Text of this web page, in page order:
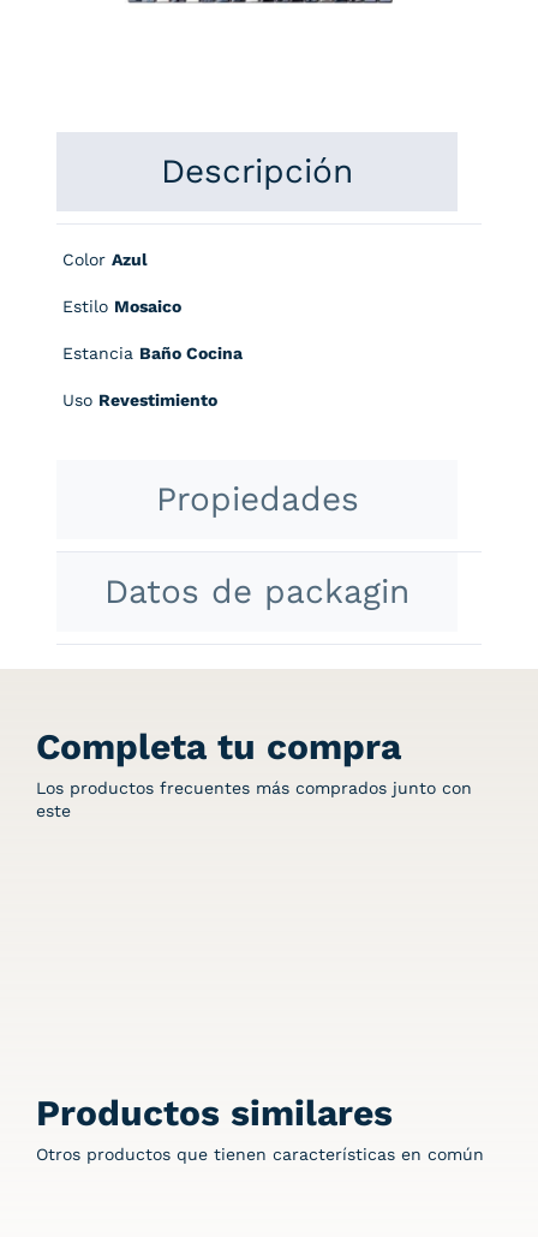
Descripción
Color Azul
Estilo Mosaico
Estancia Baño Cocina
Uso Revestimiento
Propiedades
Datos de packagin
Completa tu compra
Los productos frecuentes más comprados junto con
este
Productos similares
Otros productos que tienen características en común